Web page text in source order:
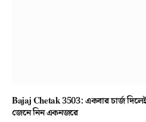
Bajaj Chetak 3503: একবার চার্জ
জেনে নিন একনজরে